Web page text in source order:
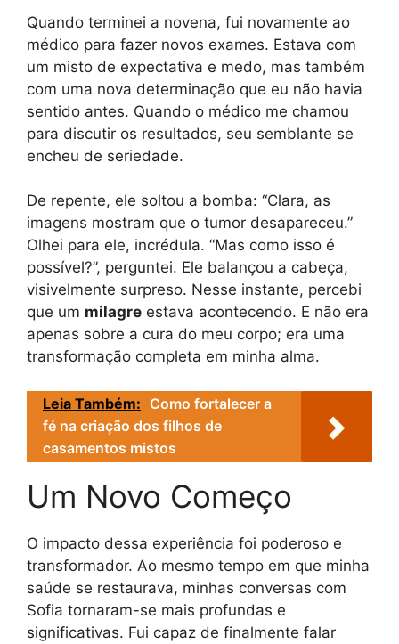
Quando terminei a novena, fui novamente ao
médico para fazer novos exames. Estava com
um misto de expectativa e medo, mas também
com uma nova determinação que eu não havia
sentido antes. Quando o médico me chamou
para discutir os resultados, seu semblante se
encheu de seriedade.
De repente, ele soltou a bomba: “Clara, as
imagens mostram que o tumor desapareceu.”
Olhei para ele, incrédula. “Mas como isso é
possível?”, perguntei. Ele balançou a cabeça,
visivelmente surpreso. Nesse instante, percebi
que um milagre estava acontecendo. E não era
apenas sobre a cura do meu corpo; era uma
transformação completa em minha alma.
Leia Também: Como fortalecer a
fé na criação dos filhos de
casamentos mistos
Um Novo Começo
O impacto dessa experiência foi poderoso e
transformador. Ao mesmo tempo em que minha
saúde se restaurava, minhas conversas com
Sofia tornaram-se mais profundas e
significativas. Fui capaz de finalmente falar